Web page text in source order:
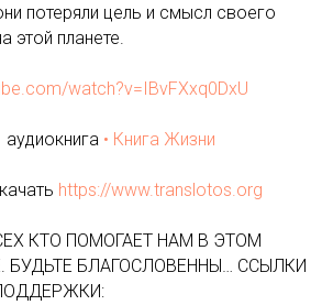
потеряли цель и смысл своего
этой планете.
watch?v=IBvFXxq0DxU
аудиокнига • Книга Жизни
https://www.translotos.org
КТО ПОМОГАЕТ НАМ В ЭТОМ
БУДЬТЕ БЛАГОСЛОВЕННЫ… ССЫЛКИ